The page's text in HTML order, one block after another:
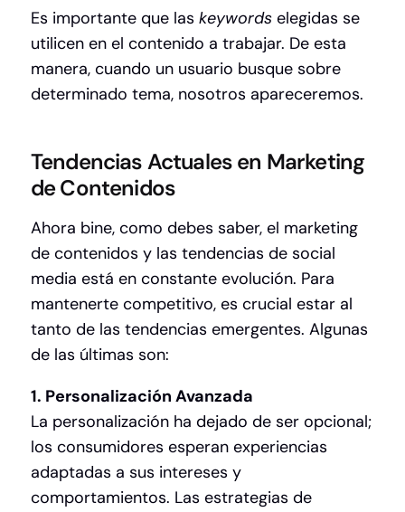
Es importante que las keywords elegidas se
utilicen en el contenido a trabajar. De esta
manera, cuando un usuario busque sobre
determinado tema, nosotros apareceremos.
Tendencias Actuales en Marketing
de Contenidos
Ahora bine, como debes saber, el marketing
de contenidos y las tendencias de social
media está en constante evolución. Para
mantenerte competitivo, es crucial estar al
tanto de las tendencias emergentes. Algunas
de las últimas son:
1. Personalización Avanzada
La personalización ha dejado de ser opcional;
los consumidores esperan experiencias
adaptadas a sus intereses y
comportamientos. Las estrategias de